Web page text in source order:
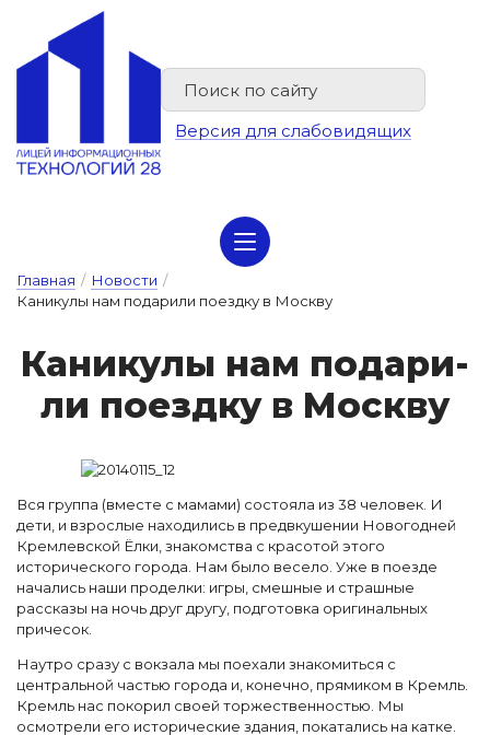
Версия для слабовидящих
Главная / Новости /
Каникулы нам подарили поездку в Москву
Ка­ни­ку­лы нам по­да­ри­
ли по­ез­дку в Мос­кву
Вся группа (вместе с мамами) состояла из 38 человек. И
дети, и взрослые находились в предвкушении Новогодней
Кремлевской Ёлки, знакомства с красотой этого
исторического города. Нам было весело. Уже в поезде
начались наши проделки: игры, смешные и страшные
рассказы на ночь друг другу, подготовка оригинальных
причесок.
Наутро сразу с вокзала мы поехали знакомиться с
центральной частью города и, конечно, прямиком в Кремль.
Кремль нас покорил своей торжественностью. Мы
осмотрели его исторические здания, покатались на катке.